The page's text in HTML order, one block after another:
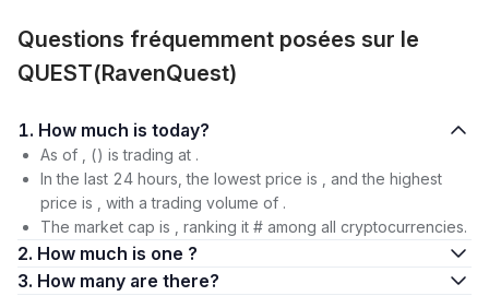
Questions fréquemment posées sur le
QUEST(RavenQuest)
1. How much is today?
As of , () is trading at .
In the last 24 hours, the lowest price is , and the highest
price is , with a trading volume of .
The market cap is , ranking it # among all cryptocurrencies.
2. How much is one ?
3. How many are there?